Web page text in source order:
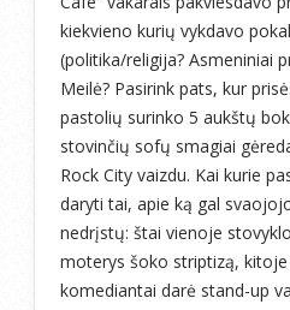
kiekvieno kurių vykdavo
(politika/religija? Asmeniniai
Meilė? Pasirink pats, kur
pastolių surinko 5 aukštų
stovinčių sofų smagiai
Rock City vaizdu. Kai kurie
daryti tai, apie ką gal
nedrįstų: štai vienoje
moterys šoko striptizą,
komediantai darė stand-up